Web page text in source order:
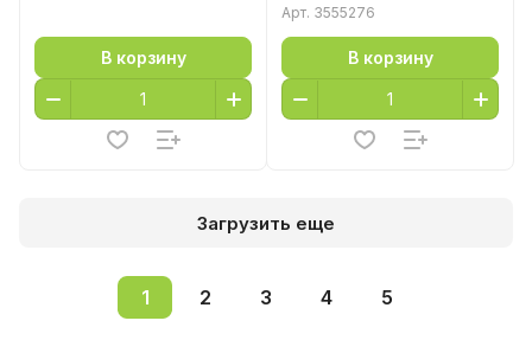
В корзину
Арт. 3555276
В корзину
Загрузить еще
1 2 3 4 5